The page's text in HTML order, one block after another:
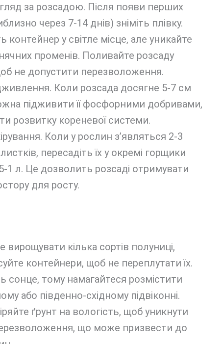
за розсадою. Після появи перших
через 7-14 днів) зніміть плівку.
контейнер у світле місце, але уникайте
променів. Поливайте розсаду
не допустити перезволоження.
Коли розсада досягне 5-7 см
підживити її фосфорними добривами,
розвитку кореневої системи.
Коли у рослин з’являться 2-3
пересадіть їх у окремі горщики
1 л. Це дозволить розсаді отримувати
для росту.
вирощувати кілька сортів полуниці,
контейнери, щоб не переплутати їх.
сонце, тому намагайтеся розмістити
або південно-східному підвіконні.
ґрунт на вологість, щоб уникнути
що може призвести до